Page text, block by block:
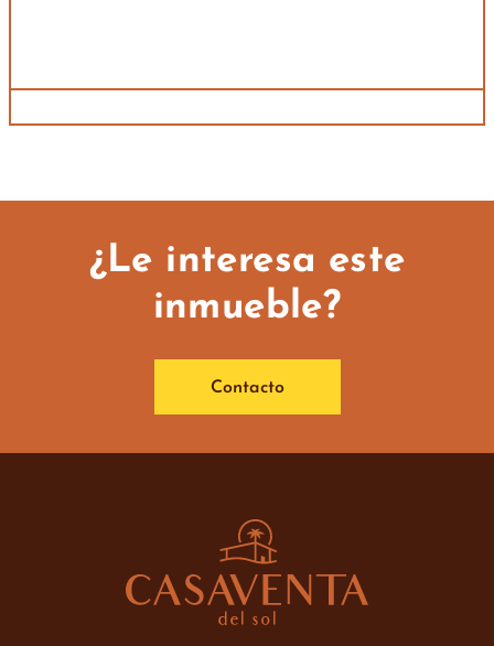
¿Le interesa este
inmueble?
Contacto